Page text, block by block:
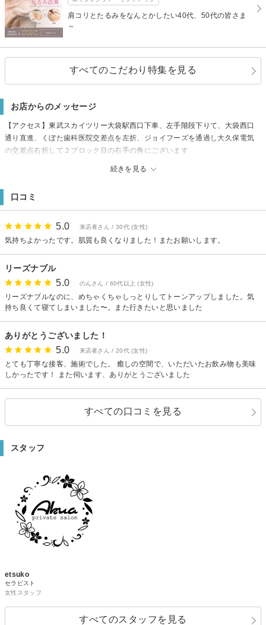
肩コリとたるみをなんとかしたい40代、50代の皆さま
～
すべてのこだわり特集を見る
お店からのメッセージ
続きを見る
【アクセス】東武スカイツリー大袋駅西口下車、左手階段下りて、大袋西口
通り直進、くぼた歯科医院交差点を左折、ジョイフーズを通過し大久保電気
の交差点右折して２ブロック目の右手の角にございます
口コミ
5.0 来店者さん / 30代 (女性)
気持ちよかったです。肌質も良くなりました！またお願いします。
リーズナブル
5.0 のんさん / 60代以上 (女性)
リーズナブルなのに、めちゃくちゃしっとりしてトーンアップしました。気
持ち良くて寝てしまいました〜。また行きたいと思いました
ありがとうございました！
5.0 来店者さん / 20代 (女性)
とても丁寧な接客、施術でした。 癒しの空間で、いただいたお飲み物も美味
しかったです！ また伺います、ありがとうございました
すべての口コミを見る
スタッフ
etsuko
セラピスト
女性スタッフ
すべてのスタッフを見る